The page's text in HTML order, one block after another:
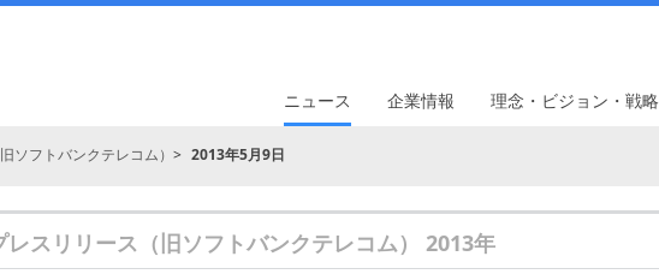
ニュース 企業情報 理念・ビジョン・戦略
ソフトバンクテレコム） 2013年5月9日
レスリリース（旧ソフトバンクテレコム） 2013年